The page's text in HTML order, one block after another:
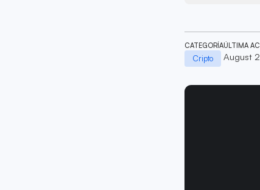
CATEGORÍA
Cripto
ÚLTIMA
August